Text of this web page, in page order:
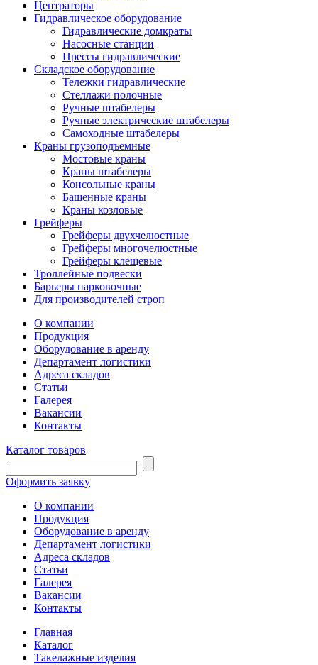
Центраторы
Гидравлическое оборудование
Гидравлические домкраты
Насосные станции
Прессы гидравлические
Складское оборудование
Тележки гидравлические
Cтеллажи полочные
Ручные штабелеры
Ручные электрические штабелеры
Самоходные штабелеры
Краны грузоподъемные
Мостовые краны
Краны штабелеры
Консольные краны
Башенные краны
Краны козловые
Грейферы
Грейферы двухчелюстные
Грейферы многочелюстные
Грейферы клещевые
Троллейные подвески
Барьеры парковочные
Для производителей строп
О компании
Продукция
Оборудование в аренду
Департамент логистики
Адреса складов
Статьи
Галерея
Вакансии
Контакты
Каталог товаров
Оформить заявку
О компании
Продукция
Оборудование в аренду
Департамент логистики
Адреса складов
Статьи
Галерея
Вакансии
Контакты
Главная
Каталог
Такелажные изделия